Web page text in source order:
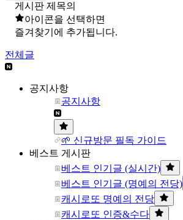
게시판 제목의
아이콘을 선택하면
즐겨찾기에 추가됩니다.
전체글
공지사항
공지사항
🌱 신규방문 필독 가이드
베스트 게시판
베스트 인기글 (실시간)
베스트 인기글 (명예의 전당)
캐시로또 명예의 전당
캐시로또 인증&수다